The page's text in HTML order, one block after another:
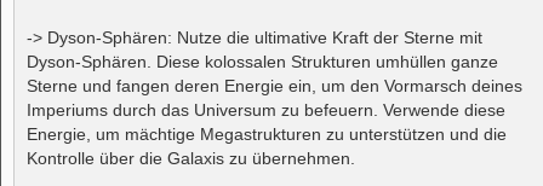
-> Dyson-Sphären: Nutze die ultimative Kraft der Sterne mit
Dyson-Sphären. Diese kolossalen Strukturen umhüllen ganze
Sterne und fangen deren Energie ein, um den Vormarsch deines
Imperiums durch das Universum zu befeuern. Verwende diese
Energie, um mächtige Megastrukturen zu unterstützen und die
Kontrolle über die Galaxis zu übernehmen.